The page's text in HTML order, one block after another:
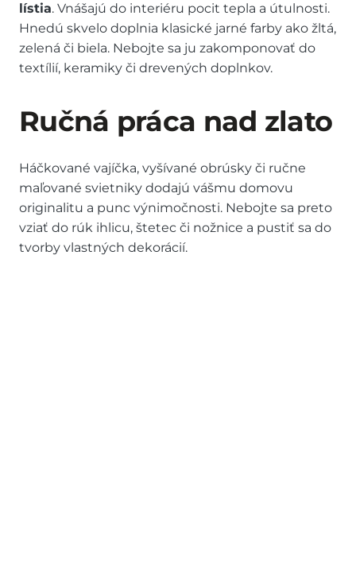
lístia. Vnášajú do interiéru pocit tepla a útulnosti.
Hnedú skvelo doplnia klasické jarné farby ako žltá,
zelená či biela. Nebojte sa ju zakomponovať do
textílií, keramiky či drevených doplnkov.
Ručná práca nad zlato
Háčkované vajíčka, vyšívané obrúsky či ručne
maľované svietniky dodajú vášmu domovu
originalitu a punc výnimočnosti. Nebojte sa preto
vziať do rúk ihlicu, štetec či nožnice a pustiť sa do
tvorby vlastných dekorácií.